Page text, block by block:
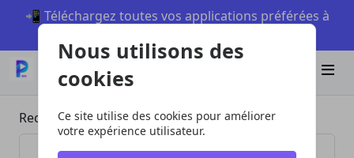
📲 Téléchargez toutes vos applications préférées à
Recherche
Nous utilisons des
cookies
Ce site utilise des cookies pour améliorer
votre expérience utilisateur.